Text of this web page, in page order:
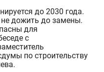
до 2030 года.
дожить до замены.
для
с
по строительству